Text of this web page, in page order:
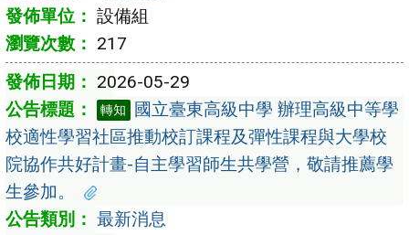
設備組
217
2026-05-29
轉知
國立臺東高級中學 辦理高級中等學
校適性學習社區推動校訂課程及彈性課程與大學校
院協作共好計畫-自主學習師生共學營，敬請推薦學
生參加。
最新消息